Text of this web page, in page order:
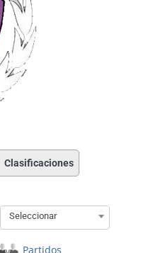
Clasificaciones
Seleccionar
Partidos